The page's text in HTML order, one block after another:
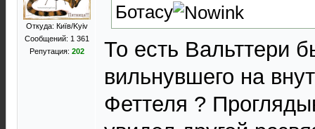
Откуда: Київ/Kyiv
Сообщений: 1 361
Репутация: 202
Ботасу
То есть Вальттери
вильнувшего на
Феттеля ?